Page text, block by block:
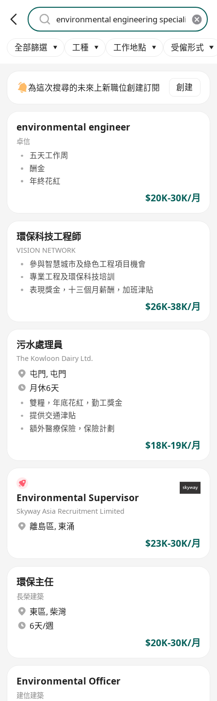
全部篩選 工種 工作地點 受僱形式
為這次搜尋的未來上新職位創建訂閱 創建
environmental engineer
卓信
五天工作周
酬金
年終花紅
$20K-30K/月
環保科技工程師
VISION NETWORK
參與智慧城市及綠色工程項目機會
專業工程及環保科技培訓
表現獎金，十三個月薪酬，加班津貼
$26K-38K/月
污水處理員
The Kowloon Dairy Ltd.
屯門, 屯門
月休6天
雙糧，年底花紅，勤工獎金
提供交通津貼
額外醫療保險，保險計劃
$18K-19K/月
Environmental Supervisor
Skyway Asia Recruitment Limited
離島區, 東涌
$23K-30K/月
環保主任
長榮建築
東區, 柴灣
6天/週
$20K-30K/月
Environmental Officer
建信建築